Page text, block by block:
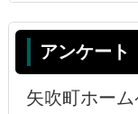
アンケート
矢吹町ホー